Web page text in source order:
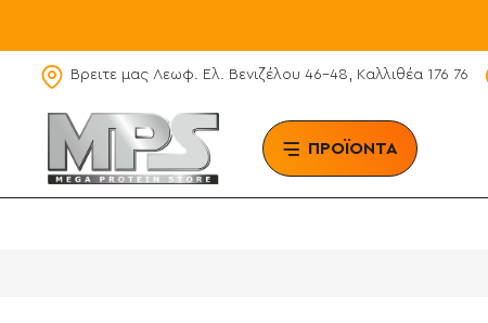
Βρειτε μας Λεωφ. Ελ. Βενιζέλου 46-48, Καλλιθέα 176 76
ΠΡΟΪΟΝΤΑ